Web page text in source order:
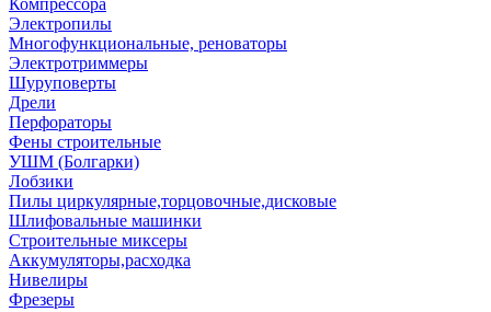
Компрессора
Электропилы
Многофункциональные, реноваторы
Электротриммеры
Шуруповерты
Дрели
Перфораторы
Фены строительные
УШМ (Болгарки)
Лобзики
Пилы циркулярные,торцовочные,дисковые
Шлифовальные машинки
Строительные миксеры
Аккумуляторы,расходка
Нивелиры
Фрезеры